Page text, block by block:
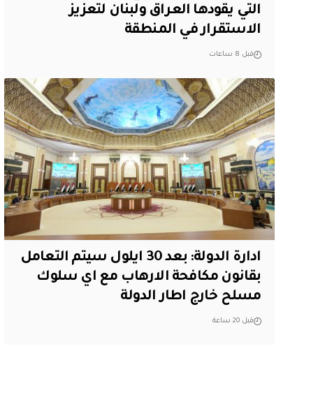
التي يقودها العراق ولبنان لتعزيز
الاستقرار في المنطقة
قبل 8 ساعات
ادارة الدولة: بعد 30 ايلول سيتم التعامل
بقانون مكافحة الارهاب مع اي سلوك
مسلح خارج اطار الدولة
قبل 20 ساعة